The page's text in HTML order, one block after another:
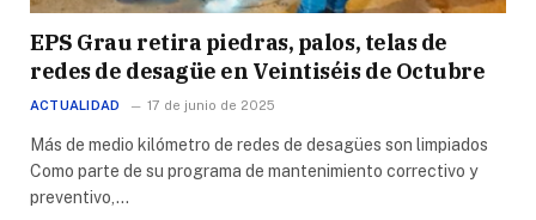
EPS Grau retira piedras, palos, telas de
redes de desagüe en Veintiséis de Octubre
ACTUALIDAD 17 de junio de 2025
Más de medio kilómetro de redes de desagües son limpiados
Como parte de su programa de mantenimiento correctivo y
preventivo,…